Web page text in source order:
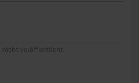
nicht veröffentlicht.